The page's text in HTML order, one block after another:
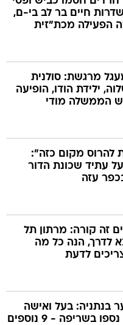
חיים בר לב בי-ם,
הפעילה מכת"זית
מרגשת: סולנית
ילידת הודו, הופיעה
הממשלה מודי
להרוס מקום כזה":
על עתיד שכונת הדור
עזה
זה קורה: מרתון תל
לדרך, הנה כל מה
לדעת
בנתניה: בעל ואישה
כבני 80 נספו בשריפה - 9 נוספים